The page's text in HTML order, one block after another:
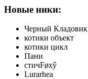
Новые ники:
Черный Кладовик
котики объект
котики цикл
Пани
стичFøxŷ
Lurarhea